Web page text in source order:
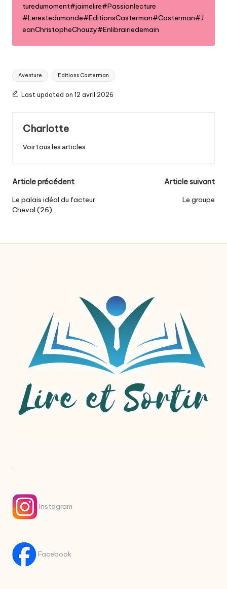
turedumoment#jaimelire#Passionlecture
#Lerestedumonde#EditionsCasterman#Casterman#J
eanChristopheChauzy#Enlibrairiedemain
Tags:
Aventure Editions Casterman
Last updated on 12 avril 2026
Charlotte
Voir tous les articles
Post
navigation
Article précédent
Le palais idéal du facteur
Cheval (26)
Article suivant
Le groupe
.
Instagram
Facebook